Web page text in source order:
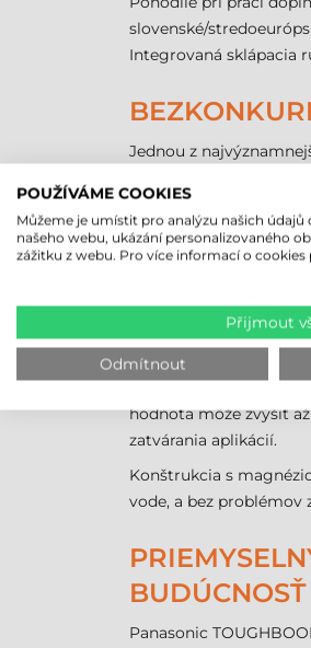
slovenské/
Integrovaná sklápacia
Jednou z
Ľavá strana:
Pravá strana:
Zadná strana:
Pri dlhých pracovných
hodnota môže zvýšiť
zatvárania aplikácií.
Konštrukcia s
vode, a bez problémov
Panasonic
POUŽÍVÁME COOKIES
Můžeme je umístit pro analýzu našich údajů
našeho webu, ukázání personalizovaného
zážitku z webu. Pro více informací o
Přijmout
Odmítnout